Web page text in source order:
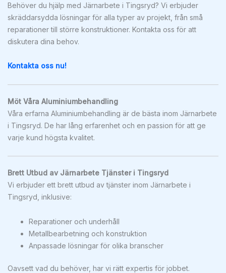
Behöver du hjälp med Järnarbete i Tingsryd? Vi erbjuder
skräddarsydda lösningar för alla typer av projekt, från små
reparationer till större konstruktioner. Kontakta oss för att
diskutera dina behov.
Kontakta oss nu!
Möt Våra Aluminiumbehandling
Våra erfarna Aluminiumbehandling är de bästa inom Järnarbete
i Tingsryd. De har lång erfarenhet och en passion för att ge
varje kund högsta kvalitet.
Brett Utbud av Järnarbete Tjänster i Tingsryd
Vi erbjuder ett brett utbud av tjänster inom Järnarbete i
Tingsryd, inklusive:
Reparationer och underhåll
Metallbearbetning och konstruktion
Anpassade lösningar för olika branscher
Oavsett vad du behöver, har vi rätt expertis för jobbet.